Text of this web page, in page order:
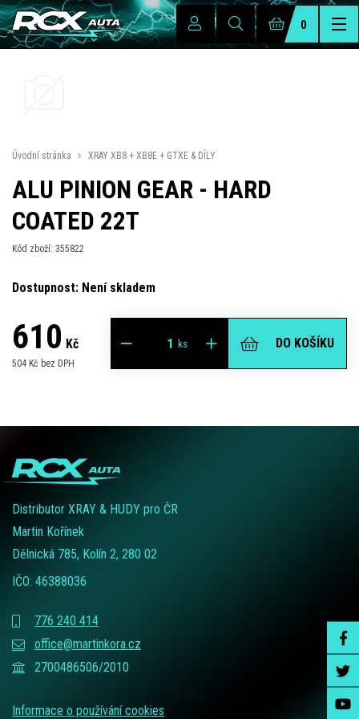
0
Úvodní stránka XRAY XB8 + XB8E + GTXE & DÍLY
ALU PINION GEAR - HARD
COATED 22T
Kód zboží: 355822
Dostupnost: Není skladem
610 Kč
504 Kč bez DPH
ks DO KOŠÍKU
Distributor XRAY & HUDY pro ČR
Martin Kořínek
Dělnická 785, Kolín 2, 280 02
IČO: 46388036
776 240 414
office@martinkora.cz
2700486506/2010
Informace o používání cookies